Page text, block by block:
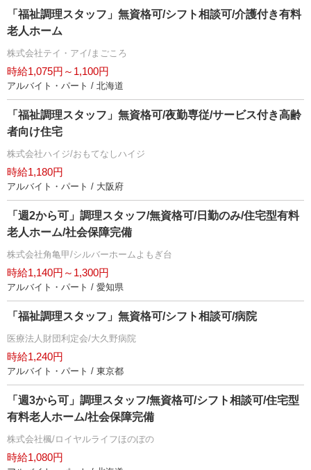
「福祉調理スタッフ」無資格可/シフト相談可/介護付き有料
老人ホーム
株式会社テイ・アイ/まごころ
時給1,075円～1,100円
アルバイト・パート / 北海道
「福祉調理スタッフ」無資格可/夜勤専従/サービス付き高齢
者向け住宅
株式会社ハイジ/おもてなしハイジ
時給1,180円
アルバイト・パート / 大阪府
「週2から可」調理スタッフ/無資格可/日勤のみ/住宅型有料
老人ホーム/社会保障完備
株式会社角亀甲/シルバーホームよもぎ台
時給1,140円～1,300円
アルバイト・パート / 愛知県
「福祉調理スタッフ」無資格可/シフト相談可/病院
医療法人財団利定会/大久野病院
時給1,240円
アルバイト・パート / 東京都
「週3から可」調理スタッフ/無資格可/シフト相談可/住宅型
有料老人ホーム/社会保障完備
株式会社楓/ロイヤルライフほのぼの
時給1,080円